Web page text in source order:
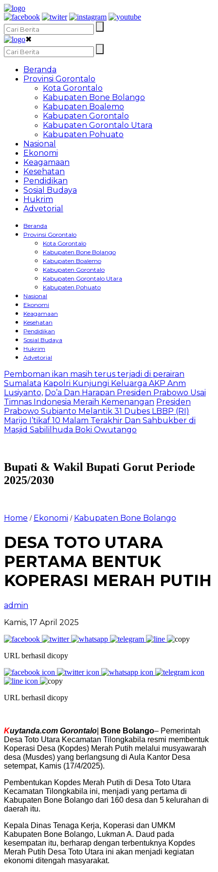
✖
Beranda
Provinsi Gorontalo
Kota Gorontalo
Kabupaten Bone Bolango
Kabupaten Boalemo
Kabupaten Gorontalo
Kabupaten Gorontalo Utara
Kabupaten Pohuato
Nasional
Ekonomi
Keagamaan
Kesehatan
Pendidikan
Sosial Budaya
Hukrim
Advetorial
Beranda
Provinsi Gorontalo
Kota Gorontalo
Kabupaten Bone Bolango
Kabupaten Boalemo
Kabupaten Gorontalo
Kabupaten Gorontalo Utara
Kabupaten Pohuato
Nasional
Ekonomi
Keagamaan
Kesehatan
Pendidikan
Sosial Budaya
Hukrim
Advetorial
Pemboman ikan masih terus terjadi di perairan
Sumalata Kapolri Kunjungi Keluarga AKP Anm
Lusiyanto, Do’a Dan Harapan Presiden Prabowo Usai
Timnas Indonesia Meraih Kemenangan Presiden
Prabowo Subianto Melantik 31 Dubes LBBP (RI)
Marijo I’tikaf 10 Malam Terakhir Dan Sahbukber di
Masjid Sabililhuda Boki Owutango
Bupati & Wakil Bupati Gorut Periode
2025/2030
Home / Ekonomi / Kabupaten Bone Bolango
DESA TOTO UTARA
PERTAMA BENTUK
KOPERASI MERAH PUTIH
admin
Kamis, 17 April 2025
URL berhasil dicopy
URL berhasil dicopy
Kuytanda.com Gorontalo Bone Bolango– Pemerintah
Desa Toto Utara Kecamatan Tilongkabila resmi membentuk
Koperasi Desa (Kopdes) Merah Putih melalui musyawarah
desa (Musdes) yang berlangsung di Aula Kantor Desa
setempat, Kamis (17/4/2025).
Pembentukan Kopdes Merah Putih di Desa Toto Utara
Kecamatan Tilongkabila ini, menjadi yang pertama di
Kabupaten Bone Bolango dari 160 desa dan 5 kelurahan di
daerah itu.
Kepala Dinas Tenaga Kerja, Koperasi dan UMKM
Kabupaten Bone Bolango, Lukman A. Daud pada
kesempatan itu, berharap dengan terbentuknya Kopdes
Merah Putih Desa Toto Utara ini akan menjadi kegiatan
ekonomi ditengah masyarakat.